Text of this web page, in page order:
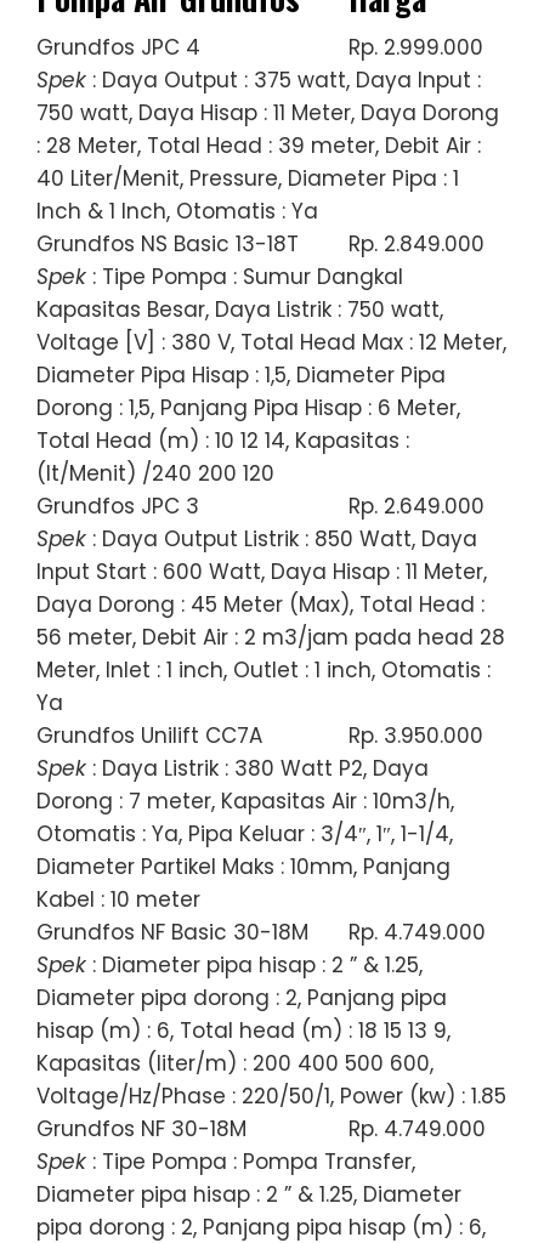
Grundfos JPC 4
Rp. 2.999.000
Spek : Daya Output : 375 watt, Daya Input :
750 watt, Daya Hisap : 11 Meter, Daya Dorong
: 28 Meter, Total Head : 39 meter, Debit Air :
40 Liter/Menit, Pressure, Diameter Pipa : 1
Inch & 1 Inch, Otomatis : Ya
Grundfos NS Basic 13-18T
Rp. 2.849.000
Spek : Tipe Pompa : Sumur Dangkal
Kapasitas Besar, Daya Listrik : 750 watt,
Voltage [V] : 380 V, Total Head Max : 12 Meter,
Diameter Pipa Hisap : 1,5, Diameter Pipa
Dorong : 1,5, Panjang Pipa Hisap : 6 Meter,
Total Head (m) : 10 12 14, Kapasitas :
(lt/Menit) /240 200 120
Grundfos JPC 3
Rp. 2.649.000
Spek : Daya Output Listrik : 850 Watt, Daya
Input Start : 600 Watt, Daya Hisap : 11 Meter,
Daya Dorong : 45 Meter (Max), Total Head :
56 meter, Debit Air : 2 m3/jam pada head 28
Meter, Inlet : 1 inch, Outlet : 1 inch, Otomatis :
Ya
Grundfos Unilift CC7A
Rp. 3.950.000
Spek : Daya Listrik : 380 Watt P2, Daya
Dorong : 7 meter, Kapasitas Air : 10m3/h,
Otomatis : Ya, Pipa Keluar : 3/4″, 1″, 1-1/4,
Diameter Partikel Maks : 10mm, Panjang
Kabel : 10 meter
Grundfos NF Basic 30-18M
Rp. 4.749.000
Spek : Diameter pipa hisap : 2 ” & 1.25,
Diameter pipa dorong : 2, Panjang pipa
hisap (m) : 6, Total head (m) : 18 15 13 9,
Kapasitas (liter/m) : 200 400 500 600,
Voltage/Hz/Phase : 220/50/1, Power (kw) : 1.85
Grundfos NF 30-18M
Rp. 4.749.000
Spek : Tipe Pompa : Pompa Transfer,
Diameter pipa hisap : 2 ” & 1.25, Diameter
pipa dorong : 2, Panjang pipa hisap (m) : 6,